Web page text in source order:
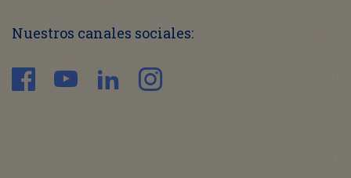
Nuestros canales sociales: